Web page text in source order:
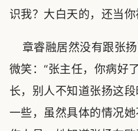
识我？大白天的，还当
章睿融居然没有跟张
微笑：“张主任，你病好
长，别人不知道张扬这
一些，虽然具体的情况